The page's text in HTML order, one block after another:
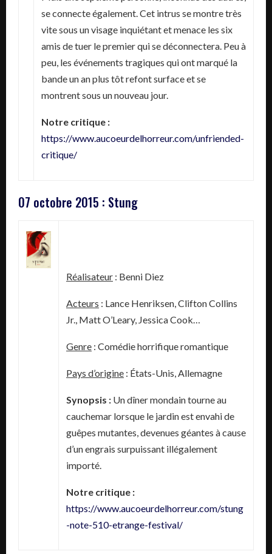
se connecte également. Cet intrus se montre très
vite sous un visage inquiétant et menace les six
amis de tuer le premier qui se déconnectera. Peu à
peu, les événements tragiques qui ont marqué la
bande un an plus tôt refont surface et se
montrent sous un nouveau jour.
Notre critique :
https://www.aucoeurdelhorreur.com/unfriended-
critique/
07 octobre 2015 : Stung
Réalisateur : Benni Diez
Acteurs : Lance Henriksen, Clifton Collins
Jr., Matt O’Leary, Jessica Cook…
Genre : Comédie horrifique romantique
Pays d’origine : États-Unis, Allemagne
Synopsis : Un dîner mondain tourne au
cauchemar lorsque le jardin est envahi de
guêpes mutantes, devenues géantes à cause
d’un engrais surpuissant illégalement
importé.
Notre critique :
https://www.aucoeurdelhorreur.com/stung
-note-510-etrange-festival/